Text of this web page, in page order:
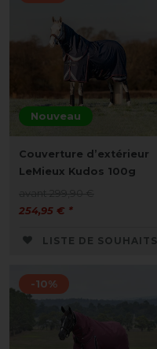
Nouveau
Couverture d’extérieur
LeMieux Kudos 100g
254,95 € *
LISTE DE SOUHAITS
-10%